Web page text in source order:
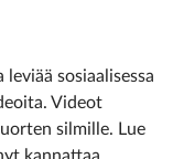
leviää sosiaalisessa
Videot
silmille. Lue
kannattaa